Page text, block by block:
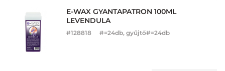
E-WAX GYANTAPATRON 100ML
LEVENDULA
#128818 #=24db, gyűjtő#=24db